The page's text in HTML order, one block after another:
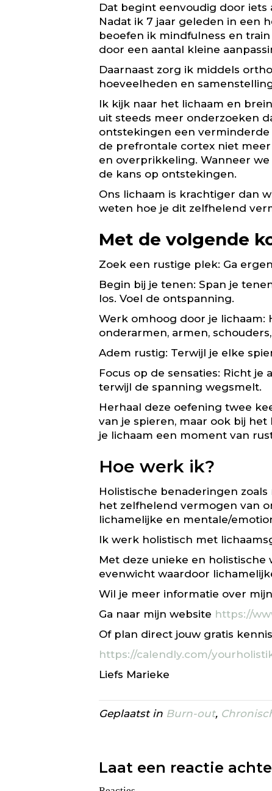
Dat begint eenvoudig door iets
Nadat ik 7 jaar geleden in een
beoefen ik mindfulness en
door een aantal kleine
Daarnaast zorg ik middels
hoeveelheden en
Ik kijk naar het lichaam en
uit steeds meer onderzoeken
ontstekingen een
de prefrontale cortex niet
en overprikkeling. Wanneer
de kans op ontstekingen.
Ons lichaam is krachtiger dan
weten hoe je dit zelfhelend
Met de volgende
Zoek een rustige plek: Ga
Begin bij je tenen: Span je
los. Voel de ontspanning.
Werk omhoog door je lichaam:
onderarmen, armen,
Adem rustig: Terwijl je elke
Focus op de sensaties: Richt
terwijl de spanning wegsmelt.
Herhaal deze oefening twee
van je spieren, maar ook bij
je lichaam een moment van
Hoe werk ik?
Holistische benaderingen
het zelfhelend vermogen van
lichamelijke en mentale/
Ik werk holistisch met
Met deze unieke en
evenwicht waardoor
Wil je meer informatie over
Ga naar mijn website https://
Of plan direct jouw gratis
https://calendly.com/
Liefs Marieke
Geplaatst in Burn-out,
Laat een reactie